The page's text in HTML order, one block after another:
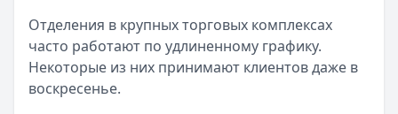
Отделения в крупных торговых комплексах
часто работают по удлиненному графику.
Некоторые из них принимают клиентов даже в
воскресенье.